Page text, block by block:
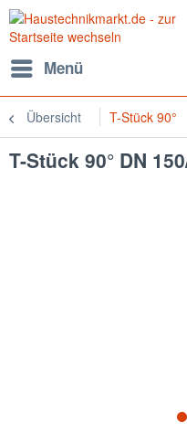
Menü
Übersicht T-Stück 90°
T-Stück 90° DN